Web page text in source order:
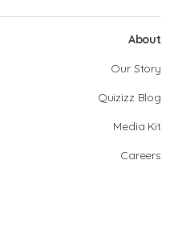
About
Our Story
Quizizz Blog
Media Kit
Careers